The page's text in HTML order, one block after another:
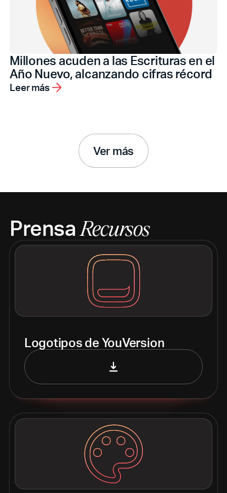
Millones acuden a las Escrituras en el
Año Nuevo, alcanzando cifras récord
Leer más
Ver más
PrensaRecursos
Logotipos de YouVersion